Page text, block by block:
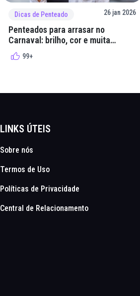
Dicas de Penteado 26 jan 2026
Penteados para arrasar no
Carnaval: brilho, cor e muita
criatividade
99+
LINKS ÚTEIS
Sobre nós
Termos de Uso
Políticas de Privacidade
Central de Relacionamento